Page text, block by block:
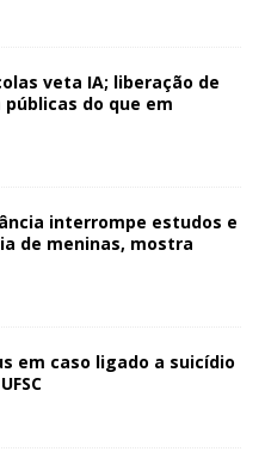
veta IA; liberação de
do que em
interrompe estudos e
de meninas, mostra
em caso ligado a suicídio